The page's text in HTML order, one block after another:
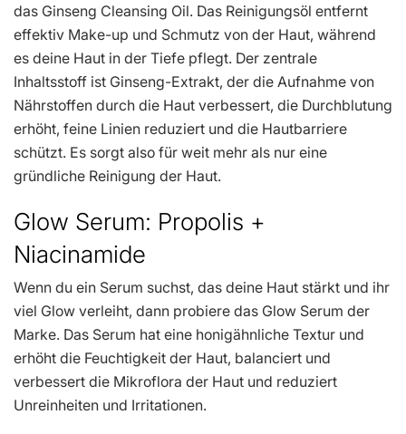
das Ginseng Cleansing Oil. Das Reinigungsöl entfernt
effektiv Make-up und Schmutz von der Haut, während
es deine Haut in der Tiefe pflegt. Der zentrale
Inhaltsstoff ist Ginseng-Extrakt, der die Aufnahme von
Nährstoffen durch die Haut verbessert, die Durchblutung
erhöht, feine Linien reduziert und die Hautbarriere
schützt. Es sorgt also für weit mehr als nur eine
gründliche Reinigung der Haut.
Glow Serum: Propolis +
Niacinamide
Wenn du ein Serum suchst, das deine Haut stärkt und ihr
viel Glow verleiht, dann probiere das Glow Serum der
Marke. Das Serum hat eine honigähnliche Textur und
erhöht die Feuchtigkeit der Haut, balanciert und
verbessert die Mikroflora der Haut und reduziert
Unreinheiten und Irritationen.